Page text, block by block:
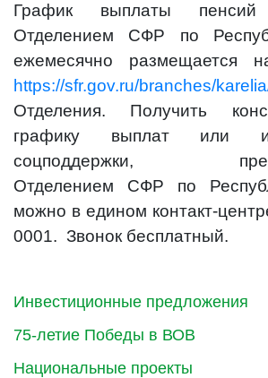
Инвестиционные предложения
75-летие Победы в ВОВ
Национальные проекты
График выплаты
Отделением СФР по
ежемесячно размещается
https://sfr.gov.ru/branches/
Отделения. Получить
графику выплат или
соцподдержки,
Отделением СФР по
можно в едином контакт-
0001. Звонок бесплатный.